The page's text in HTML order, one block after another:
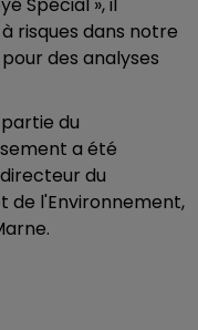
risques dans notre
des analyses
du
a été
du
de l'Environnement,